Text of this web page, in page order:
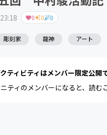
0 0 0
彫刻家 龍神 アート
ティビティはメンバー限定公開で
ティのメンバーになると、読む